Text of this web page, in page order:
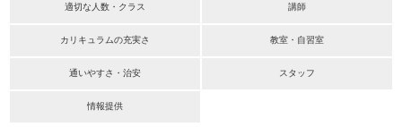
適切な人数・クラス 講師
カリキュラムの充実さ 教室・自習室
通いやすさ・治安 スタッフ
情報提供